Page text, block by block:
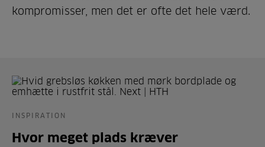
kompromisser, men det er ofte det hele værd.
INSPIRATION
Hvor meget plads kræver